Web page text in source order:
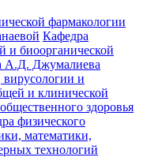
фармакологии
Кафедра
и биоорганической
А.Д. Джумалиева
и
и клинической
здоровья
физического
математики,
технологий